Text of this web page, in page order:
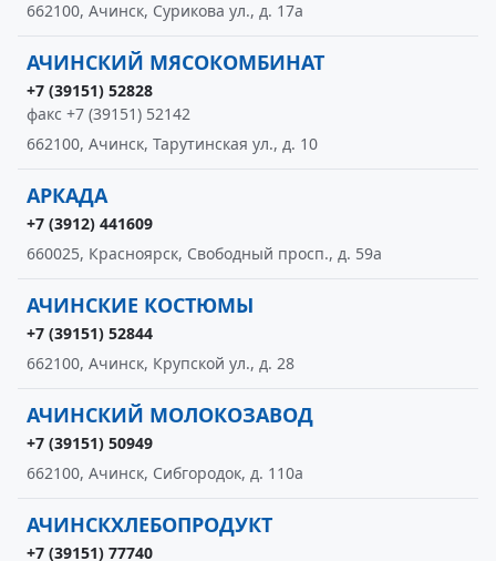
662100, Ачинск, Сурикова ул., д. 17а
АЧИНСКИЙ МЯСОКОМБИНАТ
+7 (39151) 52828
факс +7 (39151) 52142
662100, Ачинск, Тарутинская ул., д. 10
АРКАДА
+7 (3912) 441609
660025, Красноярск, Свободный просп., д. 59а
АЧИНСКИЕ КОСТЮМЫ
+7 (39151) 52844
662100, Ачинск, Крупской ул., д. 28
АЧИНСКИЙ МОЛОКОЗАВОД
+7 (39151) 50949
662100, Ачинск, Сибгородок, д. 110а
АЧИНСКХЛЕБОПРОДУКТ
+7 (39151) 77740